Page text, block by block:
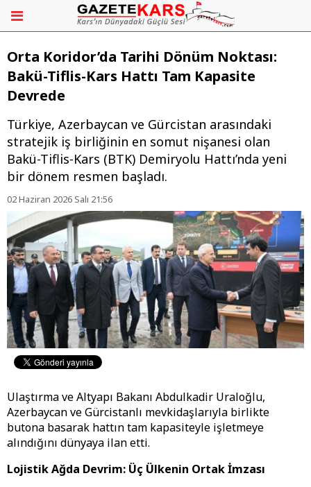
Orta Koridor’da Tarihi Dönüm Noktası:
Bakü-Tiflis-Kars Hattı Tam Kapasite
Devrede
Türkiye, Azerbaycan ve Gürcistan arasındaki
stratejik iş birliğinin en somut nişanesi olan
Bakü-Tiflis-Kars (BTK) Demiryolu Hattı’nda yeni
bir dönem resmen başladı.
02 Haziran 2026 Salı 21:56
Ulaştırma ve Altyapı Bakanı Abdulkadir Uraloğlu,
Azerbaycan ve Gürcistanlı mevkidaşlarıyla birlikte
butona basarak hattın tam kapasiteyle işletmeye
alındığını dünyaya ilan etti.
​Lojistik Ağda Devrim: Üç Ülkenin Ortak İmzası